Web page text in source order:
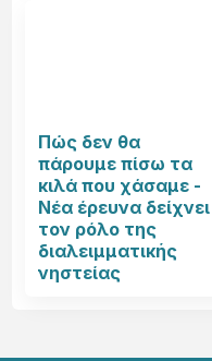
Πώς δεν θα
πάρουμε πίσω τα
κιλά που χάσαμε -
Νέα έρευνα δείχνει
τον ρόλο της
διαλειμματικής
νηστείας